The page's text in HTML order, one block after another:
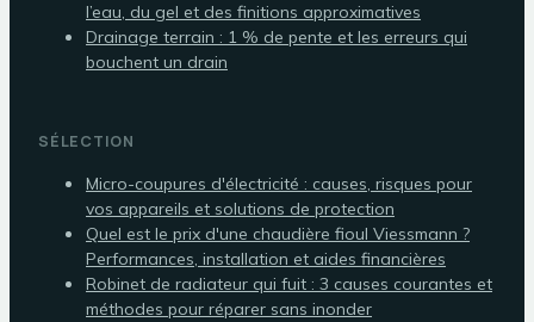
l’eau, du gel et des finitions approximatives
Drainage terrain : 1 % de pente et les erreurs qui
bouchent un drain
SÉLECTION
Micro-coupures d'électricité : causes, risques pour
vos appareils et solutions de protection
Quel est le prix d'une chaudière fioul Viessmann ?
Performances, installation et aides financières
Robinet de radiateur qui fuit : 3 causes courantes et
méthodes pour réparer sans inonder